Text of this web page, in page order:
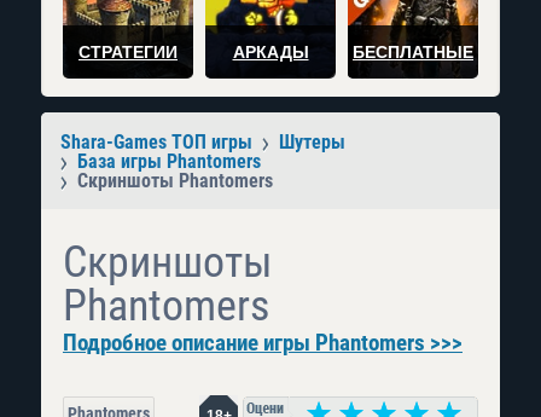
СТРАТЕГИИ АРКАДЫ БЕСПЛАТНЫЕ
Shara-Games ТОП игры
Шутеры
База игры Phantomers
Скриншоты Phantomers
Скриншоты
Phantomers
Подробное описание игры Phantomers >>>